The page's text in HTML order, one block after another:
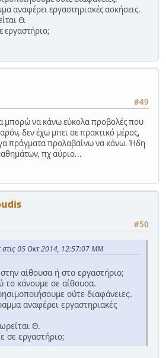
αναφέρει εργαστηριακές ασκήσεις.
Θ.
εργαστήριο;
#49
μπορώ να κάνω εύκολα προβολές που
δεν έχω μπει σε πρακτικό μέρος,
πράγματα προλαβαίνω να κάνω. Ήδη
πχ αύριο...
#50
05 Οκτ 2014, 12:57:07 ΜΜ
αίθουσα ή στο εργαστήριο;
το κάνουμε σε αίθουσα.
ούτε διαφάνειες.
αναφέρει εργαστηριακές
Θ.
σε εργαστήριο;